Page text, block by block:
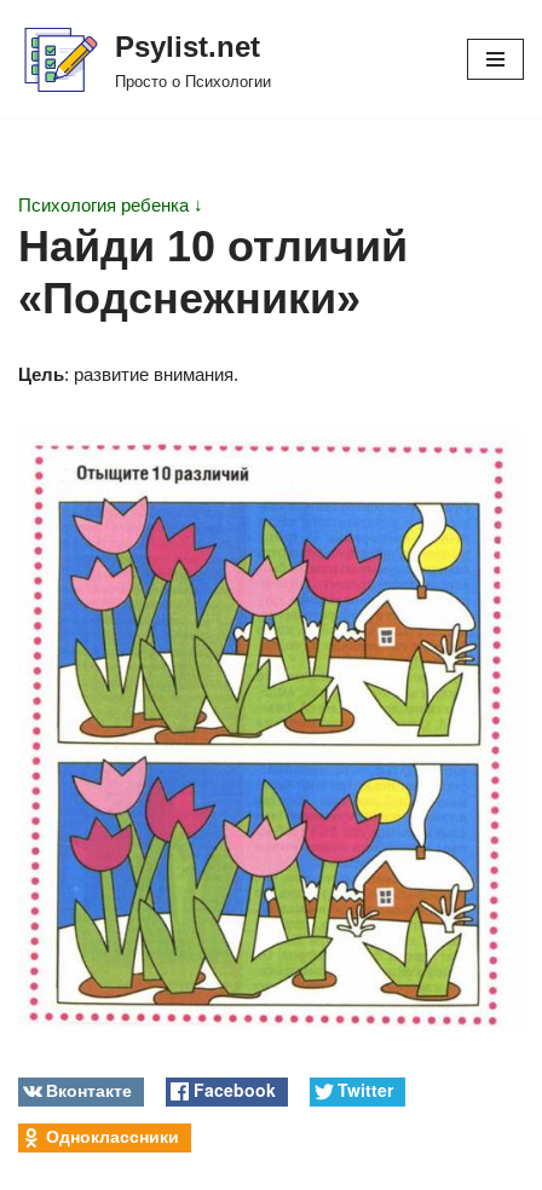
Перейти
Psylist.net
Просто о Психологии
Психология ребенка ↓
Найди 10 отличий
«Подснежники»
Цель: развитие внимания.
Вконтакте Facebook
Twitter
Одноклассники